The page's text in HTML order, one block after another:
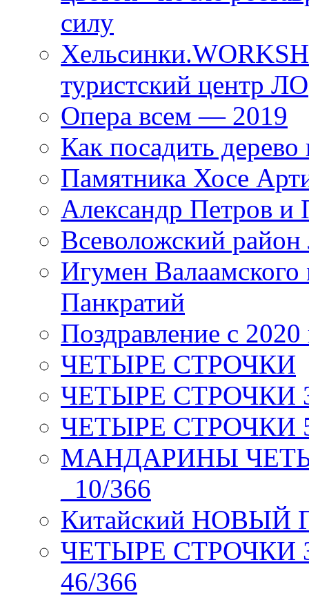
силу
туристский центр ЛО
Опера всем — 2019
Как посадить дерево
Памятника Хосе
Александр Петров и
Всеволожский район
Игумен
Панкратий
Поздравление с 2020
ЧЕТЫРЕ СТРОЧКИ
ЧЕТЫРЕ СТРОЧКИ 3
ЧЕТЫРЕ СТРОЧКИ 5
МАНДАРИНЫ
_10/366
Китайский НОВЫЙ
ЧЕТЫРЕ СТРОЧКИ
46/366